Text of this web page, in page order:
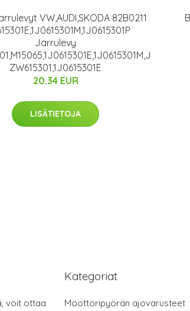
VW,AUDI,SKODA 82B0211
Jarrulevy
ZW615301,1J0615301E
20.34 EUR
LISÄTIETOJA
voit ottaa
Kategoriat
Moottoripyörän ajovarusteet